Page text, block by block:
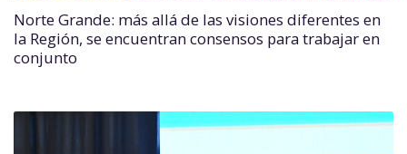
Norte Grande: más allá de las visiones diferentes en
la Región, se encuentran consensos para trabajar en
conjunto